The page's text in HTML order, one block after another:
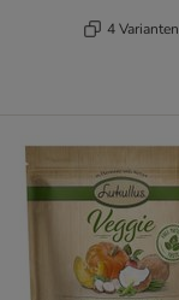
4 Varianten